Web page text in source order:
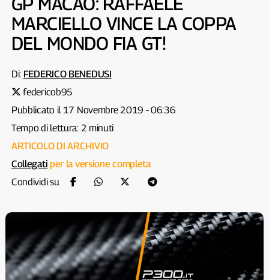
MARCIELLO VINCE LA COPPA
DEL MONDO FIA GT!
Di: FEDERICO BENEDUSI
federicob95
Pubblicato il 17 Novembre 2019 - 06:36
Tempo di lettura: 2 minuti
ARTICOLO DI ARCHIVIO
Collegati per la versione completa
Condividi su